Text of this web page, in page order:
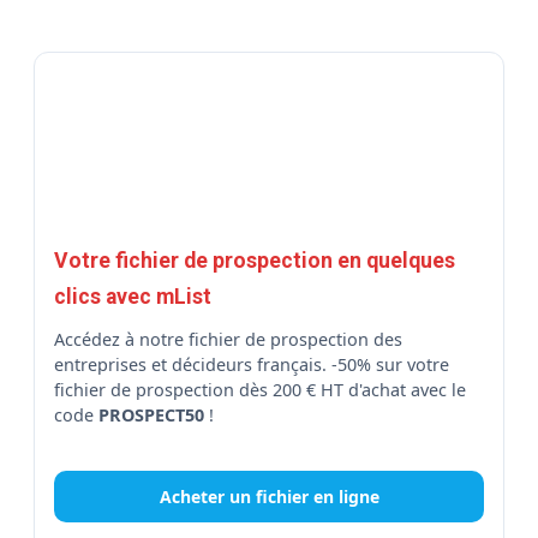
Votre fichier de prospection en quelques
clics avec mList
Accédez à notre fichier de prospection des
entreprises et décideurs français. -50% sur votre
fichier de prospection dès 200 € HT d'achat avec le
code PROSPECT50 !
Acheter un fichier en ligne